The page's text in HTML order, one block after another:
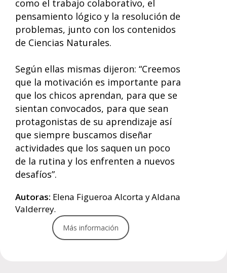
como el trabajo colaborativo, el
pensamiento lógico y la resolución de
problemas, junto con los contenidos
de Ciencias Naturales.
Según ellas mismas dijeron: “Creemos
que la motivación es importante para
que los chicos aprendan, para que se
sientan convocados, para que sean
protagonistas de su aprendizaje así
que siempre buscamos diseñar
actividades que los saquen un poco
de la rutina y los enfrenten a nuevos
desafíos”.
Autoras: Elena Figueroa Alcorta y Aldana
Valderrey.
Más información